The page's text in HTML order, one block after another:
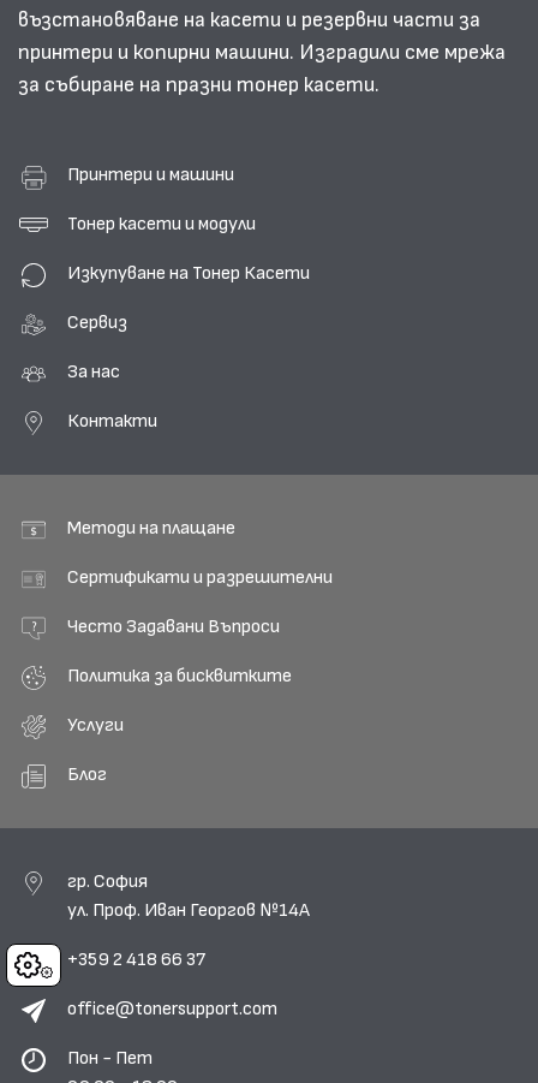
Cookies
възстановяване на касети и резервни части за
принтери и копирни машини. Изградили сме мрежа
за събиране на празни тонер касети.
Принтери и машини
Тонер касети и модули
Изкупуване на Тонер Касети
Сервиз
За нас
Контакти
Методи на плащане
Сертификати и разрешителни
Често Задавани Въпроси
Политика за бисквитките
Услуги
Блог
гр. София
ул. Проф. Иван Георгов №14А
+359 2 418 66 37
office@tonersupport.com
Пон - Пет